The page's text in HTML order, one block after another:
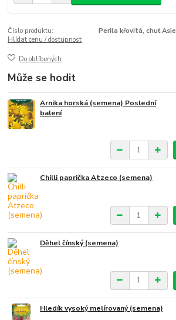
Číslo produktu:
Perila křovitá, chuť Asie
Hlídat cenu / dostupnost
Do oblíbených
Může se hodit
Arnika horská (semena) Poslední
balení
Chilli paprička Atzeco (semena)
Děhel čínský (semena)
Hledík vysoký melírovaný (semena)